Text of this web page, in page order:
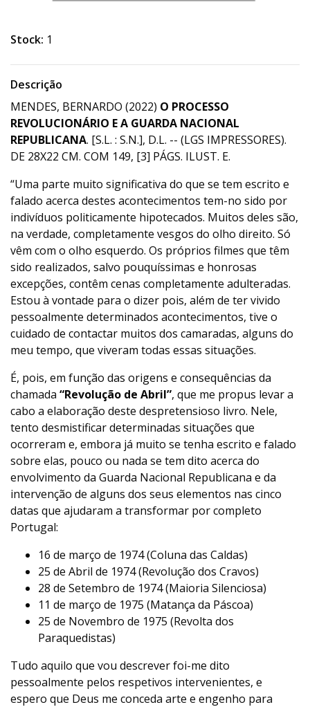
Stock: 1
Descrição
MENDES, BERNARDO (2022) O PROCESSO
REVOLUCIONÁRIO E A GUARDA NACIONAL
REPUBLICANA. [S.L. : S.N.], D.L. -- (LGS IMPRESSORES).
DE 28X22 CM. COM 149, [3] PÁGS. ILUST. E.
“Uma parte muito significativa do que se tem escrito e
falado acerca destes acontecimentos tem-no sido por
indivíduos politicamente hipotecados. Muitos deles são,
na verdade, completamente vesgos do olho direito. Só
vêm com o olho esquerdo. Os próprios filmes que têm
sido realizados, salvo pouquíssimas e honrosas
excepções, contêm cenas completamente adulteradas.
Estou à vontade para o dizer pois, além de ter vivido
pessoalmente determinados acontecimentos, tive o
cuidado de contactar muitos dos camaradas, alguns do
meu tempo, que viveram todas essas situações.
É, pois, em função das origens e consequências da
chamada “Revolução de Abril”, que me propus levar a
cabo a elaboração deste despretensioso livro. Nele,
tento desmistificar determinadas situações que
ocorreram e, embora já muito se tenha escrito e falado
sobre elas, pouco ou nada se tem dito acerca do
envolvimento da Guarda Nacional Republicana e da
intervenção de alguns dos seus elementos nas cinco
datas que ajudaram a transformar por completo
Portugal:
16 de março de 1974 (Coluna das Caldas)
25 de Abril de 1974 (Revolução dos Cravos)
28 de Setembro de 1974 (Maioria Silenciosa)
11 de março de 1975 (Matança da Páscoa)
25 de Novembro de 1975 (Revolta dos
Paraquedistas)
Tudo aquilo que vou descrever foi-me dito
pessoalmente pelos respetivos intervenientes, e
espero que Deus me conceda arte e engenho para